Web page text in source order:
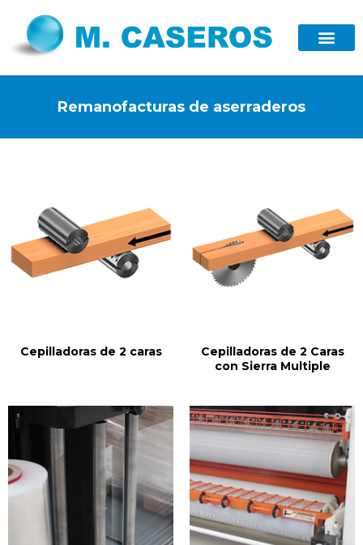
Remanofacturas de aserraderos
Cepilladoras de 2 caras
Cepilladoras de 2 Caras
con Sierra Multiple